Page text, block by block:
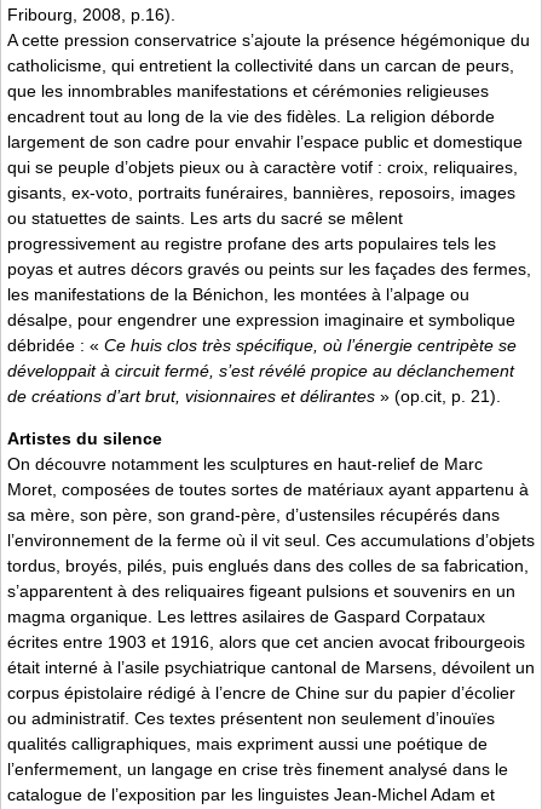
Fribourg, 2008, p.16).
A cette pression conservatrice s’ajoute la présence hégémonique du
catholicisme, qui entretient la collectivité dans un carcan de peurs,
que les innombrables manifestations et cérémonies religieuses
encadrent tout au long de la vie des fidèles. La religion déborde
largement de son cadre pour envahir l’espace public et domestique
qui se peuple d’objets pieux ou à caractère votif : croix, reliquaires,
gisants, ex-voto, portraits funéraires, bannières, reposoirs, images
ou statuettes de saints. Les arts du sacré se mêlent
progressivement au registre profane des arts populaires tels les
poyas et autres décors gravés ou peints sur les façades des fermes,
les manifestations de la Bénichon, les montées à l’alpage ou
désalpe, pour engendrer une expression imaginaire et symbolique
débridée : « Ce huis clos très spécifique, où l’énergie centripète se
développait à circuit fermé, s’est révélé propice au déclanchement
de créations d’art brut, visionnaires et délirantes » (op.cit, p. 21).
Artistes du silence
On découvre notamment les sculptures en haut-relief de Marc
Moret, composées de toutes sortes de matériaux ayant appartenu à
sa mère, son père, son grand-père, d’ustensiles récupérés dans
l’environnement de la ferme où il vit seul. Ces accumulations d’objets
tordus, broyés, pilés, puis englués dans des colles de sa fabrication,
s’apparentent à des reliquaires figeant pulsions et souvenirs en un
magma organique. Les lettres asilaires de Gaspard Corpataux
écrites entre 1903 et 1916, alors que cet ancien avocat fribourgeois
était interné à l’asile psychiatrique cantonal de Marsens, dévoilent un
corpus épistolaire rédigé à l’encre de Chine sur du papier d’écolier
ou administratif. Ces textes présentent non seulement d’inouïes
qualités calligraphiques, mais expriment aussi une poétique de
l’enfermement, un langage en crise très finement analysé dans le
catalogue de l’exposition par les linguistes Jean-Michel Adam et